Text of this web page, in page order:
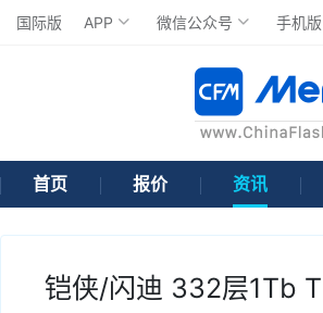
国际版 APP 微信公众号 手机版
首页 报价 资讯
铠侠/闪迪 332层1Tb